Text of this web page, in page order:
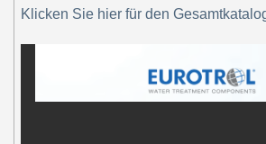
Klicken Sie hier für den